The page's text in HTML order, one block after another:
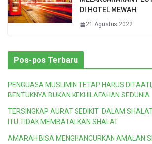
DI HOTEL MEWAH
21 Agustus 2022
Pos-pos Terbaru
PENGUASA MUSLIMIN TETAP HARUS
BENTUKNYA BUKAN KEKHILAFAHAN SEDUNIA
TERSINGKAP AURAT SEDIKIT DALAM
ITU TIDAK MEMBATALKAN SHALAT
AMARAH BISA MENGHANCURKAN AMALAN